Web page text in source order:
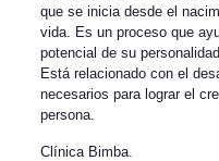
que se inicia desde el
vida. Es un proceso que
potencial de su
Está relacionado con el
necesarios para lograr el
persona.
Clínica Bimba.